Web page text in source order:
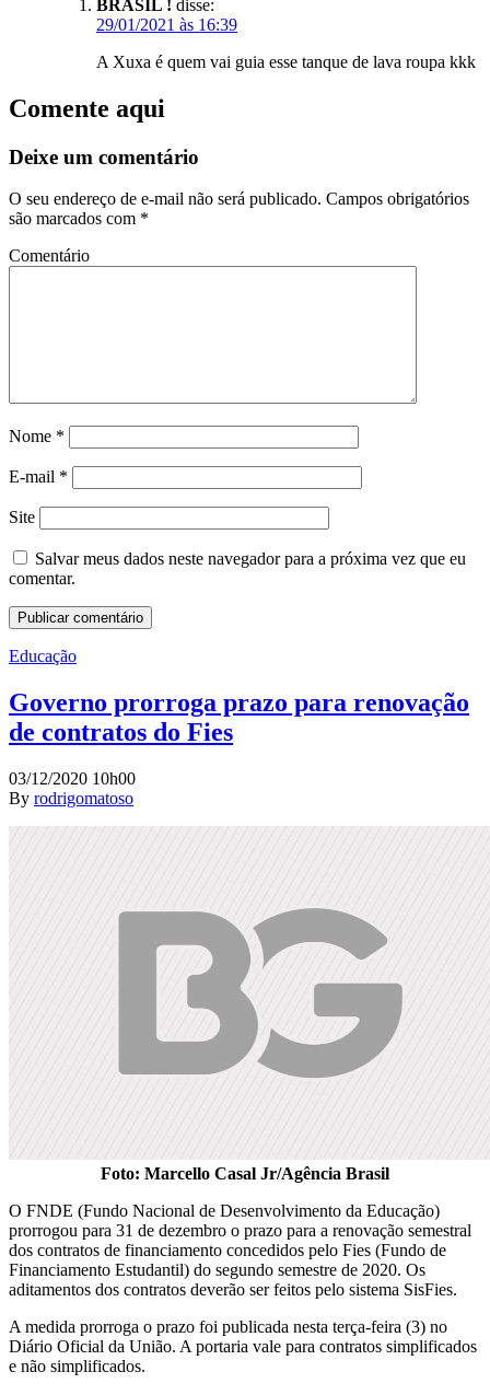
BRASIL ! disse:
29/01/2021 às 16:39
A Xuxa é quem vai guia esse tanque de lava roupa kkk
Comente aqui
Deixe um comentário
O seu endereço de e-mail não será publicado. Campos obrigatórios
são marcados com *
Comentário
Nome *
E-mail *
Site
Salvar meus dados neste navegador para a próxima vez que eu
comentar.
Educação
Governo prorroga prazo para renovação
de contratos do Fies
03/12/2020 10h00
By rodrigomatoso
Foto: Marcello Casal Jr/Agência Brasil
O FNDE (Fundo Nacional de Desenvolvimento da Educação)
prorrogou para 31 de dezembro o prazo para a renovação semestral
dos contratos de financiamento concedidos pelo Fies (Fundo de
Financiamento Estudantil) do segundo semestre de 2020. Os
aditamentos dos contratos deverão ser feitos pelo sistema SisFies.
A medida prorroga o prazo foi publicada nesta terça-feira (3) no
Diário Oficial da União. A portaria vale para contratos simplificados
e não simplificados.